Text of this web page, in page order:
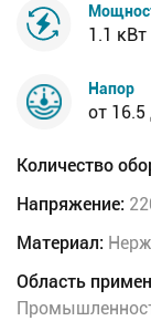
1.1 кВт
Напор
от
Количество
Напряжение:
Материал:
Область